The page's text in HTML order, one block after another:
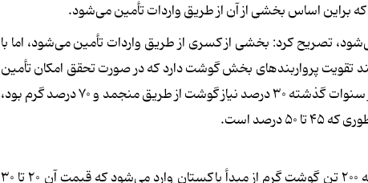
قرمز در کشور تولید می‌شود، تصریح کرد: بخشی از کسری از طریق واردات تأمین می‌شود، اما با
امر نیازمند تقویت پرواربندهای بخش گوشت دارد که در صورت تحقق امکان تأمین
۱۰۰ درصدی گوشت گرم داخل و تولید قراردادی وجود دارد. گفتنی است در سنوات گذشته ۳۰ درصد نیاز گوشت از طریق منجمد و ۷۰ درصد گرم بود،
است.
مسعود رسولی دبیر انجمن صنعت گوشت و مواد پروتئینی گفت: روزانه ۲۰۰ تن گوشت گرم از مبدأ پاکستان وارد می‌شود که قیمت آن ۲۰ تا ۳۰